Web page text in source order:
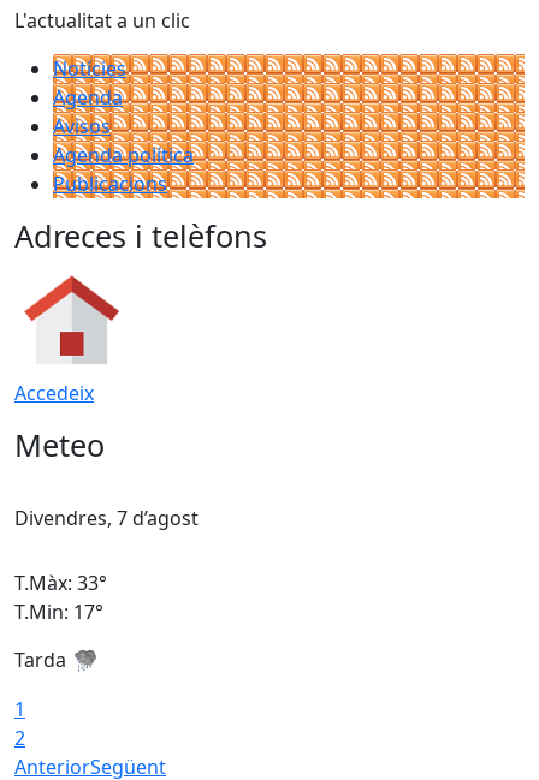
L'actualitat a un clic
Notícies
Agenda
Avisos
Agenda política
Publicacions
Adreces i telèfons
Accedeix
Meteo
Divendres, 7 d’agost
T.Màx: 33°
T.Min: 17°
Tarda
1
2
AnteriorSegüent